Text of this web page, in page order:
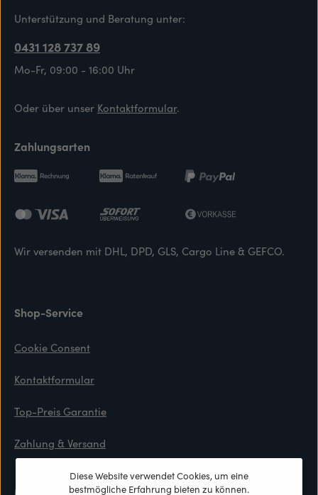
Unterstützung und Beratung unter:
0431 128 737 89
Mo-Fr, 09:00 - 16:00 Uhr
Oder über unser Kontaktformular.
Zahlungsarten
Wir versenden mit DHL, DPD, GLS, Cargo Line & GEFCO.
Shop-Service
Cookie Consent
Kontaktformular
Top-Preis Garantie
Zahlung & Versand
Materialien
Diese Website verwendet Cookies, um eine
bestmögliche Erfahrung bieten zu können.